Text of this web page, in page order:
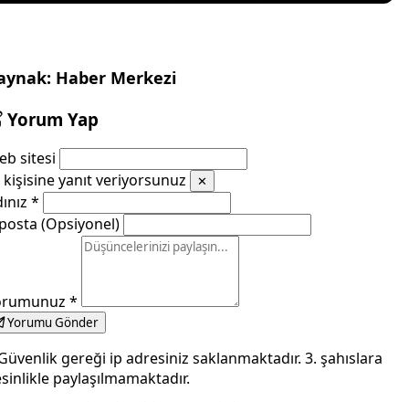
Haber Merkezi
Yorum Yap
sitesi
kişisine yanıt veriyorsunuz
✕
*
(Opsiyonel)
*
Yorumu Gönder
gereği ip adresiniz saklanmaktadır. 3. şahıslara
paylaşılmamaktadır.